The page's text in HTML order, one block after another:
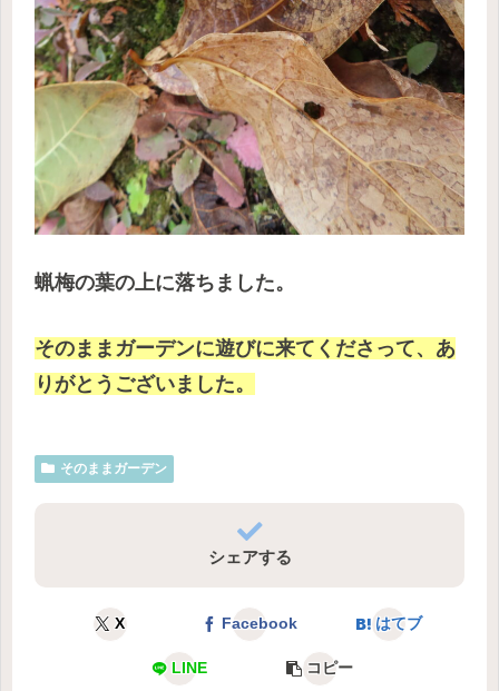
蝋梅の葉の上に落ちました。
そのままガーデンに遊びに来てくださって、あ
りがとうございました。
そのままガーデン
シェアする
X Facebook はてブ
LINE コピー